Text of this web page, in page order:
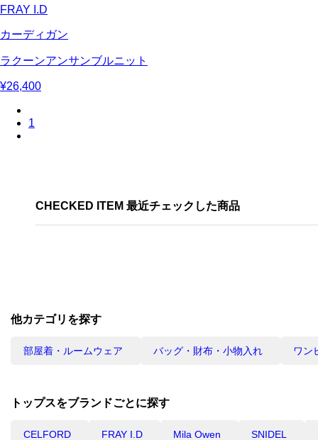
FRAY I.D
カーディガン
ラクーンアンサンブルニット
¥26,400
1
CHECKED ITEM 最近チェックした商品
他カテゴリを探す
ワン
部屋着・ルームウェア バッグ・財布・小物入れ
トップスをブランドごとに探す
CELFORD FRAY I.D Mila Owen SNIDEL